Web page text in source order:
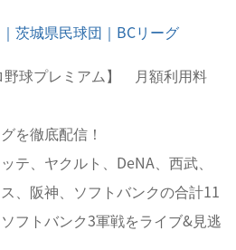
茨城県民球団｜BCリーグ
野球プレミアム】 月額利用料
を徹底配信！
テ、ヤクルト、DeNA、西武、
、阪神、ソフトバンクの合計11
フトバンク3軍戦をライブ&見逃